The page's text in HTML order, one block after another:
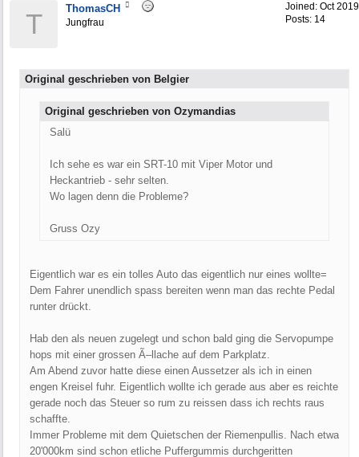
Joined: Oct 2019
Posts: 14
T ThomasCH
Jungfrau
Original geschrieben von Belgier
Original geschrieben von Ozymandias
Salü
Ich sehe es war ein SRT-10 mit Viper Motor und
Heckantrieb - sehr selten.
Wo lagen denn die Probleme?
Gruss Ozy
Eigentlich war es ein tolles Auto das eigentlich nur eines wollte=
Dem Fahrer unendlich spass bereiten wenn man das rechte Pedal
runter drückt.
Hab den als neuen zugelegt und schon bald ging die Servopumpe
hops mit einer grossen Ã–llache auf dem Parkplatz.
Am Abend zuvor hatte diese einen Aussetzer als ich in einen
engen Kreisel fuhr. Eigentlich wollte ich gerade aus aber es reichte
gerade noch das Steuer so rum zu reissen dass ich rechts raus
schaffte.
Immer Probleme mit dem Quietschen der Riemenpullis. Nach etwa
20'000km sind schon etliche Puffergummis durchgeritten